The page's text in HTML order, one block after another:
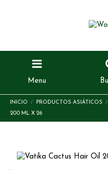
Menu
INICIO PRODUCTOS ASIÁTICOS
200 ML X 26